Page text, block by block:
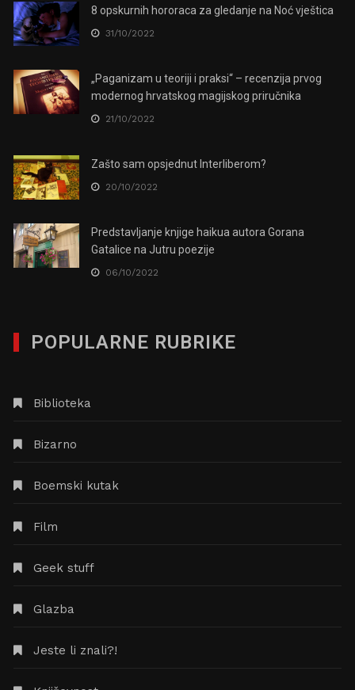
8 opskurnih hororaca za gledanje na Noć vještica
31/10/2022
„Paganizam u teoriji i praksi“ – recenzija prvog
modernog hrvatskog magijskog priručnika
21/10/2022
Zašto sam opsjednut Interliberom?
20/10/2022
Predstavljanje knjige haikua autora Gorana
Gatalice na Jutru poezije
06/10/2022
POPULARNE RUBRIKE
Biblioteka
Bizarno
Boemski kutak
Film
Geek stuff
Glazba
Jeste li znali?!